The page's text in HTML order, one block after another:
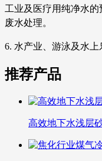
工业及医疗用纯净水
废水处理。
6. 水产业、游泳及水上
推荐产品
高效地下水浅层